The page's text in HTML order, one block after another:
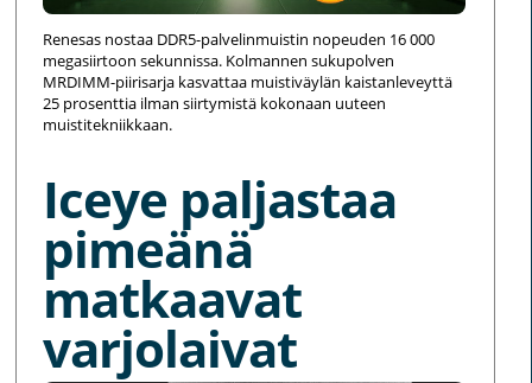
Renesas nostaa DDR5-palvelinmuistin nopeuden 16 000
megasiirtoon sekunnissa. Kolmannen sukupolven
MRDIMM-piirisarja kasvattaa muistiväylän kaistanleveyttä
25 prosenttia ilman siirtymistä kokonaan uuteen
muistitekniikkaan.
Iceye paljastaa
pimeänä
matkaavat
varjolaivat